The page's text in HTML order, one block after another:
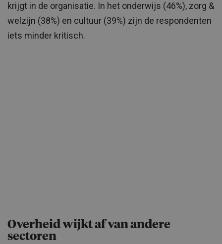
krijgt in de organisatie. In het onderwijs (46%), zorg &
welzijn (38%) en cultuur (39%) zijn de respondenten
iets minder kritisch.
Overheid wijkt af van andere
sectoren